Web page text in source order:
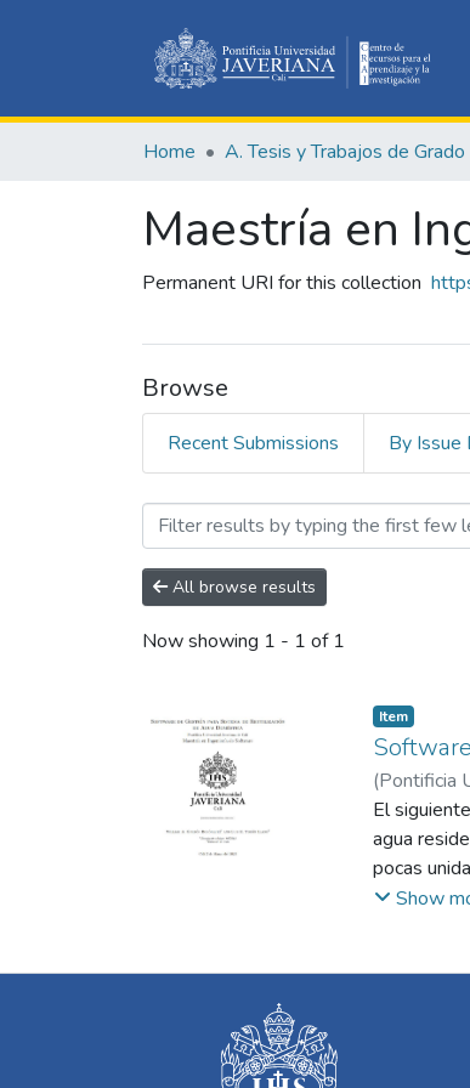
Home A. Tesis y Trabajos de Grado
Maestría en
Permanent URI for this collection
Browse
Recent Submissions By Issue
Browsing Maestría
All browse results
Now showing 1 - 1 of 1
Item
(Pontificia
El
agua
pocas
persigue
en la
Show